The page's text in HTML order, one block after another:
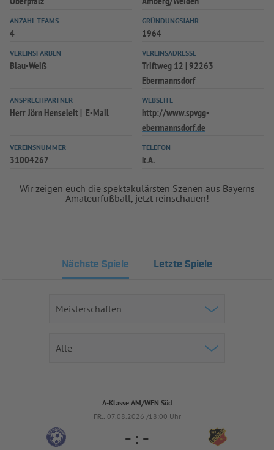
ANZAHL TEAMS
4
GRÜNDUNGSJAHR
1964
VEREINSFARBEN
Blau-Weiß
VEREINSADRESSE
Triftweg 12 | 92263
Ebermannsdorf
ANSPRECHPARTNER
Herr Jörn Henseleit E-Mail
WEBSEITE
http://www.spvgg-
ebermannsdorf.de
VEREINSNUMMER
31004267
TELEFON
k.A.
Wir zeigen euch die spektakulärsten Szenen aus Bayerns
Amateurfußball, jetzt reinschauen!
Nächste Spiele Letzte Spiele
A-Klasse AM/WEN Süd
FR.. 07.08.2026 /18:00 Uhr
- : -